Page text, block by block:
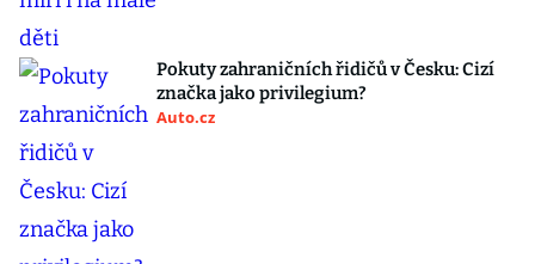
Pokuty zahraničních řidičů v Česku: Cizí
značka jako privilegium?
Auto.cz